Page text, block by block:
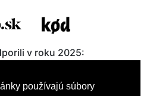
používajú súbory
v roku 2025: